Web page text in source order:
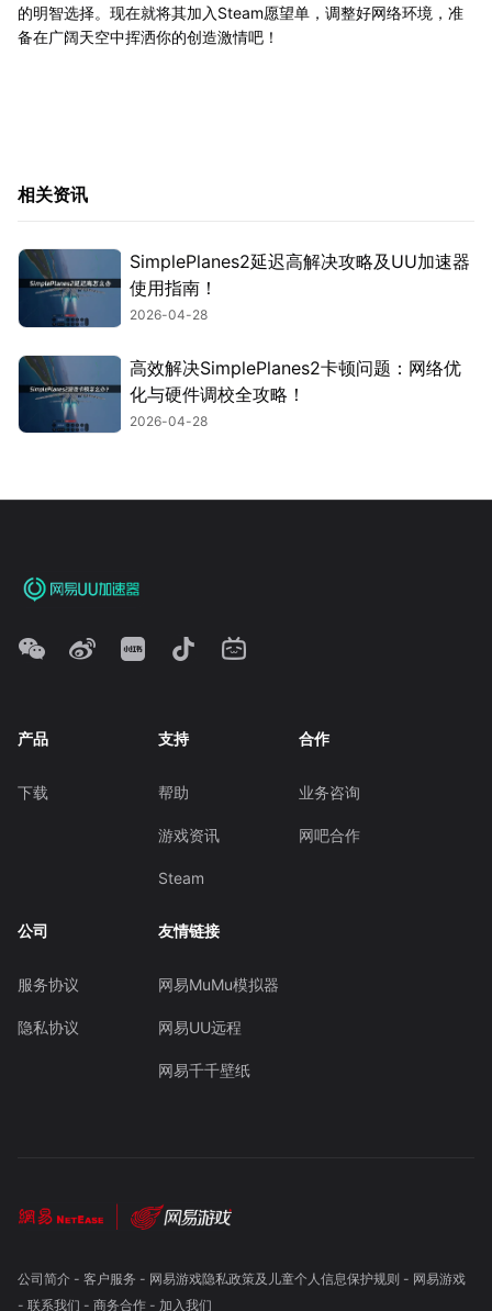
的明智选择。现在就将其加入Steam愿望单，调整好网络环境，准
备在广阔天空中挥洒你的创造激情吧！
相关资讯
SimplePlanes2延迟高解决攻略及UU加速器
使用指南！
2026-04-28
高效解决SimplePlanes2卡顿问题：网络优
化与硬件调校全攻略！
2026-04-28
产品
下载
支持
帮助
游戏资讯
Steam
合作
业务咨询
网吧合作
公司
服务协议
隐私协议
友情链接
网易MuMu模拟器
网易UU远程
网易千千壁纸
公司简介- 客户服务 - 网易游戏隐私政策及儿童个人信息保护规则 - 网易游戏
- 联系我们 - 商务合作- 加入我们